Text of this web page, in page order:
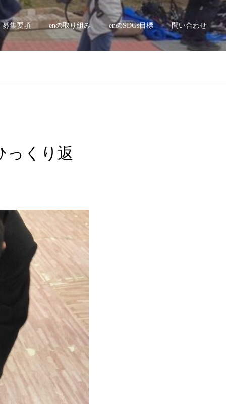
募集要項 enの取り組み enのSDGs目標 問い合わせ
くり返